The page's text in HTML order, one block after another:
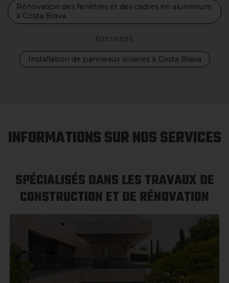
Rénovation des fenêtres et des cadres en aluminium
à Costa Brava
Installation de panneaux solaires à Costa Brava
INFORMATIONS SUR NOS SERVICES
SPÉCIALISÉS DANS LES TRAVAUX DE
CONSTRUCTION ET DE RÉNOVATION